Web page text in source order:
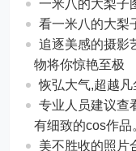
一米八的大梨子
看一米八的大梨
追逐美感的摄影
物将你惊艳至极
恢弘大气,超越
专业人员建议查
有细致的cos作品
美不胜收的照片